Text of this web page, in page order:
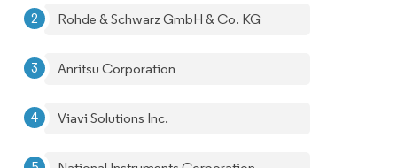
Rohde & Schwarz GmbH & Co. KG
Anritsu Corporation
Viavi Solutions Inc.